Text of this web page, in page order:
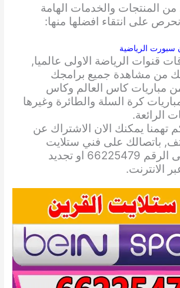
من المنتجات والخدمات الهامة
على انتقاء افضلها منها:
سبورت الرياضية
قنوات الرياضة الاولى عالميا,
من مشاهدة جميع برامجك
مباريات كاس العالم وكاس
كرة السلة والطائرة وغيرها
الرائعة.
تهمنا يمكنك الان الاشتراك عن
باتصالك على فني ستلايت
بالقرين على الرقم 66225479 او تجديد
الانترنت.